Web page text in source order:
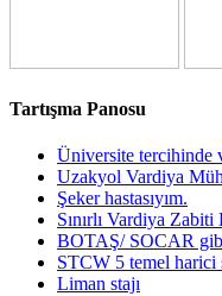
Tartışma Panosu
Üniversite tercihinde
Uzakyol Vardiya
Şeker hastasıyım.
Sınırlı Vardiya
BOTAŞ/ SOCAR
STCW 5 temel harici
Liman stajı